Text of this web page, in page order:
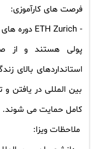
فرصت های کارآموزی:
-
ETH Zurich دوره های
پولی هستند و از
استانداردهای بالای
بین المللی در یافتن
کامل حمایت می شوند.
ملاحظات ویزا: